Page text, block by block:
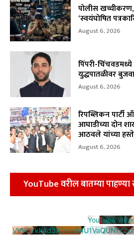
पोलीस
‘स्वयंघोषित
August 6, 2026
पिंपरी-चिंचवडमध्ये
युद्धपातळीवर
August 6, 2026
रिपब्लिकन पार्टी
आघाडीच्या दोन
आठवले यांच्या
August 6, 2026
YouTube वरील बातम्या
YouTube